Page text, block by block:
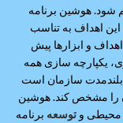
شود. هوشین برنامه
اهداف به تناسب
و ابزارها پیش
یکپارچه سازی همه
بلندمدت سازمان است
را مشخص کند. هوشین
محیطی و توسعه برنامه